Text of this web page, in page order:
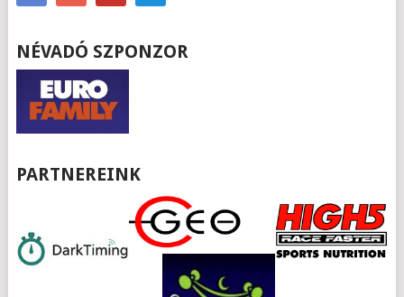
NÉVADÓ SZPONZOR
PARTNEREINK